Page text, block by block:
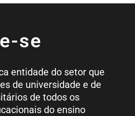
se
entidade do setor que
de universidade e de
de todos os
do ensino